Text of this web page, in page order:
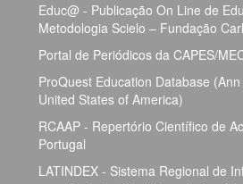
Educ@ - Publicação On Line de
Metodologia Scielo – Fundação
Portal de Periódicos da CAPES/
ProQuest Education Database
United States of America)
RCAAP - Repertório Científico de
Portugal
LATINDEX - Sistema Regional de